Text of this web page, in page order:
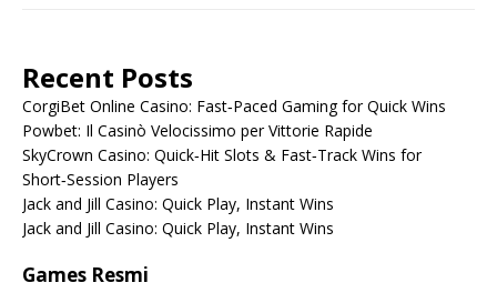
Recent Posts
CorgiBet Online Casino: Fast‑Paced Gaming for Quick Wins
Powbet: Il Casinò Velocissimo per Vittorie Rapide
SkyCrown Casino: Quick‑Hit Slots & Fast‑Track Wins for
Short‑Session Players
Jack and Jill Casino: Quick Play, Instant Wins
Jack and Jill Casino: Quick Play, Instant Wins
Games Resmi